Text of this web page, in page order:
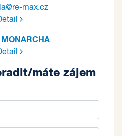
max.cz
MONARCHA
máte zájem